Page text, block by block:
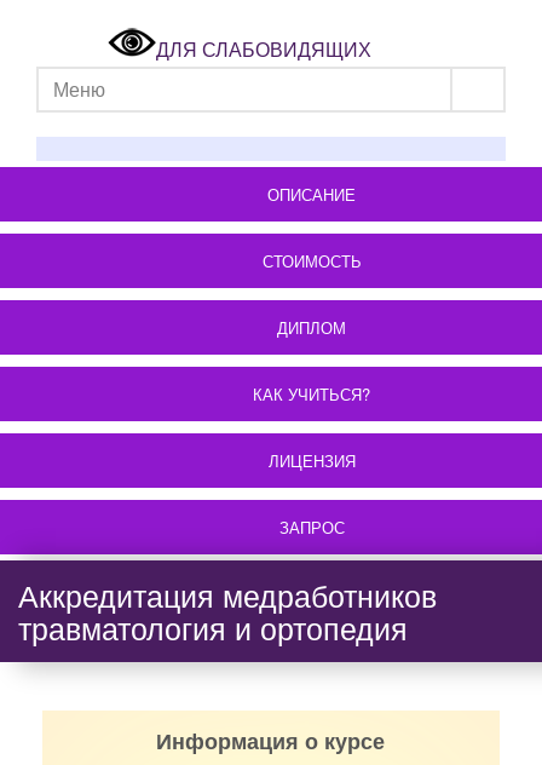
ДЛЯ СЛАБОВИДЯЩИХ
Меню
ОПИСАНИЕ
СТОИМОСТЬ
ДИПЛОМ
КАК УЧИТЬСЯ?
ЛИЦЕНЗИЯ
ЗАПРОС
Аккредитация медработников
травматология и ортопедия
Информация о курсе